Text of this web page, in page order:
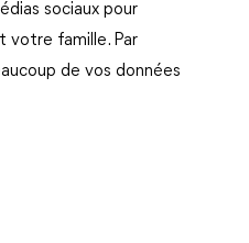
sociaux pour
votre famille. Par
de vos données